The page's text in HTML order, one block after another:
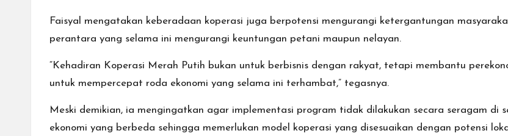
Faisyal mengatakan keberadaan koperasi juga berpotensi mengurangi ketergantungan
perantara yang selama ini mengurangi keuntungan petani maupun nelayan.
“Kehadiran Koperasi Merah Putih bukan untuk berbisnis dengan rakyat, tetapi membantu
untuk mempercepat roda ekonomi yang selama ini terhambat,” tegasnya.
Meski demikian, ia mengingatkan agar implementasi program tidak dilakukan secara seragam di
ekonomi yang berbeda sehingga memerlukan model koperasi yang disesuaikan dengan potensi